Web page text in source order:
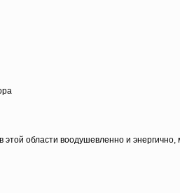
этой области воодушевленно и энергично,